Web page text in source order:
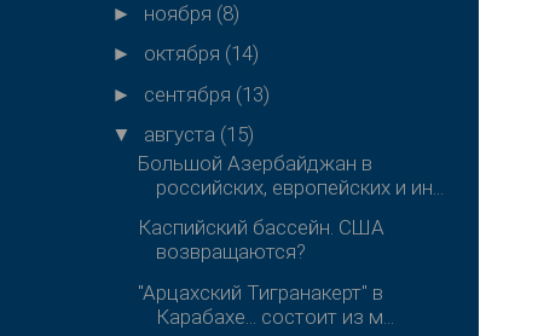
► ноября (8)
► октября (14)
► сентября (13)
▼ августа (15)
Большой Азербайджан в
российских, европейских и ин...
Каспийский бассейн. США
возвращаются?
"Арцахский Тигранакерт" в
Карабахе... состоит из м...